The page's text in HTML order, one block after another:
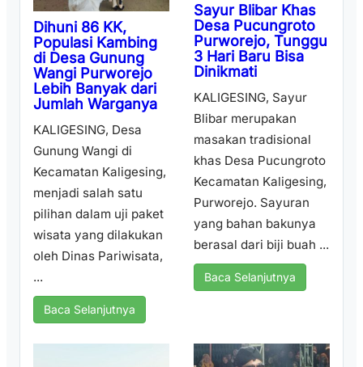
Dihuni 86 KK,
Populasi Kambing
di Desa Gunung
Wangi Purworejo
Lebih Banyak dari
Jumlah Warganya
KALIGESING, Desa
Gunung Wangi di
Kecamatan Kaligesing,
menjadi salah satu
pilihan dalam uji paket
wisata yang dilakukan
oleh Dinas Pariwisata,
...
Baca Selanjutnya
Sayur Blibar Khas
Desa Pucungroto
Purworejo, Tunggu
3 Hari Baru Bisa
Dinikmati
KALIGESING, Sayur
Blibar merupakan
masakan tradisional
khas Desa Pucungroto
Kecamatan Kaligesing,
Purworejo. Sayuran
yang bahan bakunya
berasal dari biji buah ...
Baca Selanjutnya